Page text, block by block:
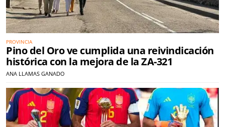
PROVINCIA
Pino del Oro ve cumplida una reivindicación
histórica con la mejora de la ZA-321
ANA LLAMAS GANADO